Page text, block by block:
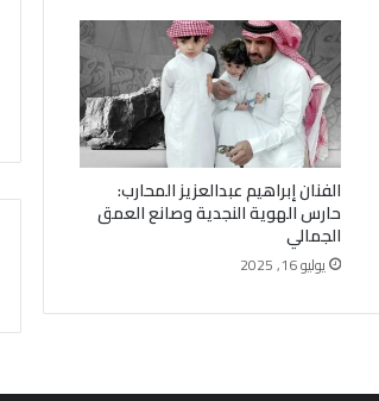
الفنان إبراهيم عبدالعزيز المحارب:
حارس الهوية النجدية وصانع العمق
الجمالي
يوليو 16, 2025